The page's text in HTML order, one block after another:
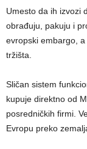
Umesto da ih izvozi
obrađuju, pakuju i
evropski embargo,
tržišta.
Sličan sistem
kupuje direktno od
posredničkih firmi.
Evropu preko